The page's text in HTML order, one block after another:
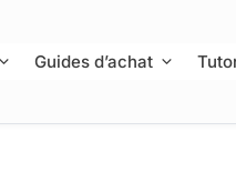
Guides d’achat